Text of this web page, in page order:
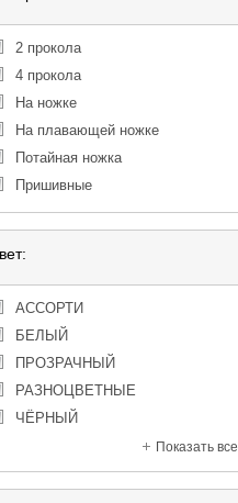
2 прокола
4 прокола
на ножке
на плавающей ножке
потайная ножка
пришивные
АССОРТИ
БЕЛЫЙ
ПРОЗРАЧНЫЙ
РАЗНОЦВЕТНЫЕ
ЧЁРНЫЙ
Показать все